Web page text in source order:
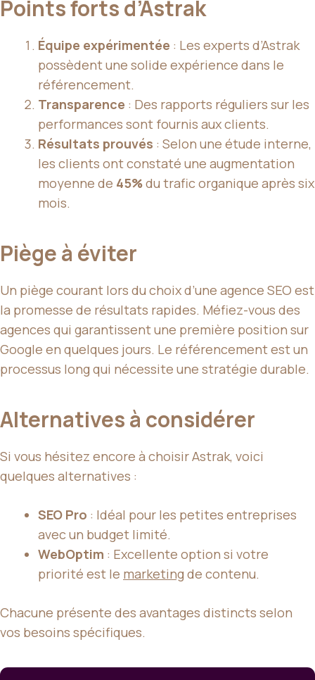
Points forts d’Astrak
Équipe expérimentée : Les experts d’Astrak
possèdent une solide expérience dans le
référencement.
Transparence : Des rapports réguliers sur les
performances sont fournis aux clients.
Résultats prouvés : Selon une étude interne,
les clients ont constaté une augmentation
moyenne de 45%du trafic organique après six
mois.
Piège à éviter
Un piège courant lors du choix d’une agence SEO est
la promesse de résultats rapides. Méfiez-vous des
agences qui garantissent une première position sur
Google en quelques jours. Le référencement est un
processus long qui nécessite une stratégie durable.
Alternatives à considérer
Si vous hésitez encore à choisir Astrak, voici
quelques alternatives :
SEO Pro : Idéal pour les petites entreprises
avec un budget limité.
WebOptim : Excellente option si votre
priorité est le marketingde contenu.
Chacune présente des avantages distincts selon
vos besoins spécifiques.